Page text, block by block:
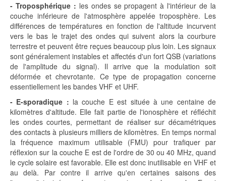
- Troposphérique : les ondes se propagent à l'intérieur de la
couche inférieure de l'atmosphère appelée troposphère. Les
différences de températures en fonction de l'altitude incurvent
vers le bas le trajet des ondes qui suivent alors la courbure
terrestre et peuvent être reçues beaucoup plus loin. Les signaux
sont généralement instables et affectés d'un fort QSB (variations
de l'amplitude du signal). Il arrive que la modulation soit
déformée et chevrotante. Ce type de propagation concerne
essentiellement les bandes VHF et UHF.
- E-sporadique : la couche E est située à une centaine de
kilomètres d'altitude. Elle fait partie de l'ionosphère et réfléchit
les ondes courtes, permettant de réaliser sur décamétriques
des contacts à plusieurs milliers de kilomètres. En temps normal
la fréquence maximum utilisable (FMU) pour trafiquer par
réflexion sur la couche E est de l'ordre de 30 ou 40 MHz, quand
le cycle solaire est favorable. Elle est donc inutilisable en VHF et
au delà. Par contre il arrive qu'en certaines saisons des